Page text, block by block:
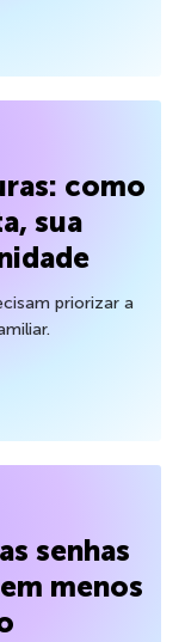
como
sua
priorizar a
senhas
menos